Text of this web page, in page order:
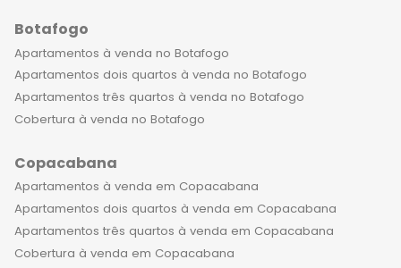
Botafogo
Apartamentos à venda no Botafogo
Apartamentos dois quartos à venda no Botafogo
Apartamentos três quartos à venda no Botafogo
Cobertura à venda no Botafogo
Copacabana
Apartamentos à venda em Copacabana
Apartamentos dois quartos à venda em Copacabana
Apartamentos três quartos à venda em Copacabana
Cobertura à venda em Copacabana